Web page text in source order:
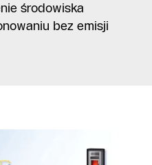
środowiska
bez emisji